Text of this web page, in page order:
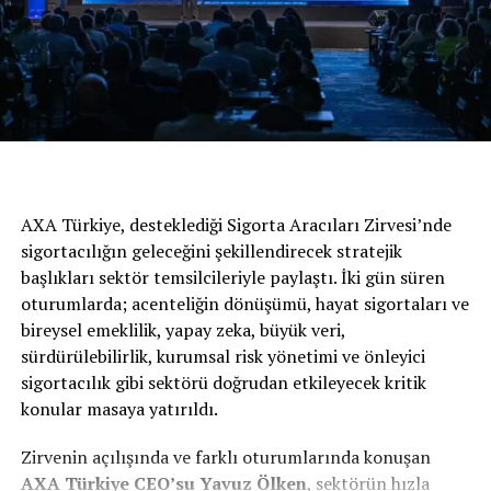
yatırım harcamasının gerçekleştirilmesini müteakip
kısmi tamamlama işleminin yapılabileceği hüküm altına
alınmıştı.
Tebliğ ile proje bazlı olan, fazlardan oluşan ve asgari 5
milyar lira yatırım harcaması bulunan yatırımlarda,
BENZER İÇERIKLER
UP NEXT
FIAT, 2023’ün İlk 3 Ayında da Zirvede
DON'T MISS
Kış Lastiklerini Çıkartın, Euromaster Master Otel Sizin
İçin Saklasın!
AXA Türkiye, desteklediği Sigorta Aracıları Zirvesi’nde
sigortacılığın geleceğini şekillendirecek stratejik
başlıkları sektör temsilcileriyle paylaştı. İki gün süren
oturumlarda; acenteliğin dönüşümü, hayat sigortaları ve
bireysel emeklilik, yapay zeka, büyük veri,
sürdürülebilirlik, kurumsal risk yönetimi ve önleyici
sigortacılık gibi sektörü doğrudan etkileyecek kritik
konular masaya yatırıldı.
Zirvenin açılışında ve farklı oturumlarında konuşan
AXA TürkiyeCEO’su Yavuz Ölken, sektörün hızla